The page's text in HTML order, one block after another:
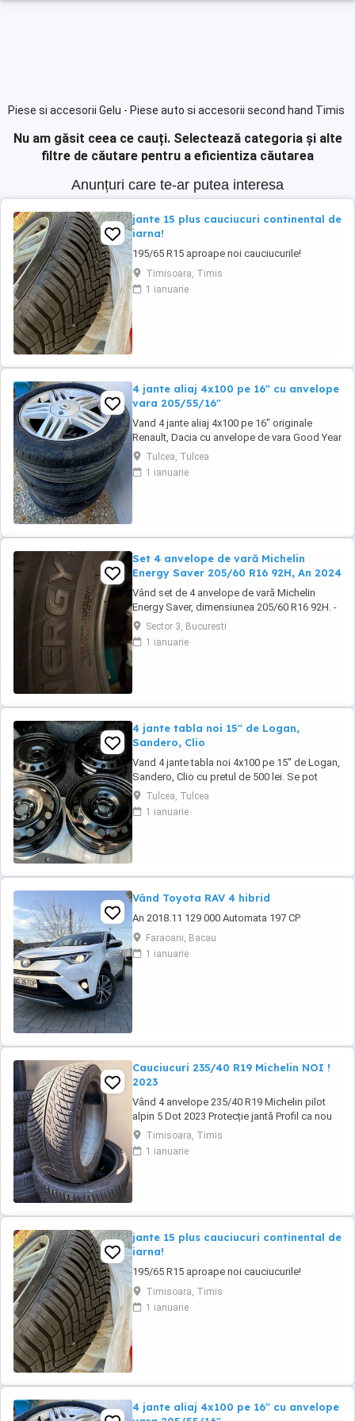
Piese si accesorii Gelu - Piese auto si accesorii second hand Timis
Nu am găsit ceea ce cauți. Selectează categoria și alte
filtre de căutare pentru a eficientiza căutarea
Anunțuri care te-ar putea interesa
jante 15 plus cauciucuri continental de
iarna!
195/65 R15 aproape noi cauciucurile!
Timisoara, Timis
1 ianuarie
4 jante aliaj 4x100 pe 16" cu anvelope
vara 205/55/16"
Vand 4 jante aliaj 4x100 pe 16" originale
Renault, Dacia cu anvelope de vara Good Year
205/55/16" cu pretul de 1000 lei. Se pot
achizitiona doar din Tulcea, NU se pot trimite
prin curier.
Tulcea, Tulcea
1 ianuarie
Set 4 anvelope de vară Michelin
Energy Saver 205/60 R16 92H, An 2024
Vând set de 4 anvelope de vară Michelin
Energy Saver, dimensiunea 205/60 R16 92H. -
DOT 3424 (fabricate în săptămâna 34 din
2024) - Marcă premium Michelin - Profil în
stare foarte bună (conform fotografiilor) -
Sector 3, Bucuresti
1 ianuarie
4 jante tabla noi 15" de Logan,
Sandero, Clio
Vand 4 jante tabla noi 4x100 pe 15" de Logan,
Sandero, Clio cu pretul de 500 lei. Se pot
achizitiona doar din Tulcea, NU se trimit prin
curier.
Tulcea, Tulcea
1 ianuarie
Vând Toyota RAV 4 hibrid
An 2018.11 129 000 Automata 197 CP
Faraoani, Bacau
1 ianuarie
Cauciucuri 235/40 R19 Michelin NOI !
2023
Vând 4 anvelope 235/40 R19 Michelin pilot
alpin 5 Dot 2023 Protecție jantă Profil ca nou
Cauciucurile au fost folosite un sezon (2 luni)
Și de atunci stau în garaj (protejate de îngheț
și soare) Prețul unui cauciuc nou de acest
Timisoara, Timis
1 ianuarie
jante 15 plus cauciucuri continental de
iarna!
195/65 R15 aproape noi cauciucurile!
Timisoara, Timis
1 ianuarie
4 jante aliaj 4x100 pe 16" cu anvelope